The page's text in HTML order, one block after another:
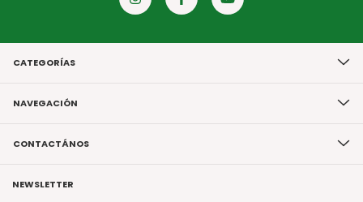
CATEGORÍAS
NAVEGACIÓN
CONTACTÁNOS
NEWSLETTER